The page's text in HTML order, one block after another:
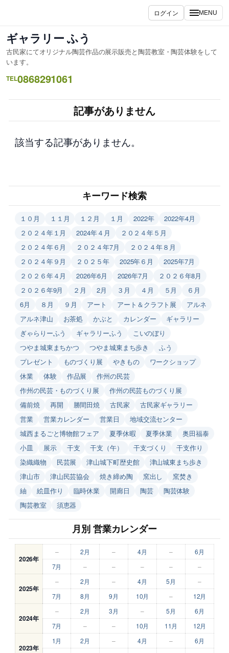
ス
キ
ッ
プ
ログイン MENU
ギャラリー ふう
古民家にてオリジナル陶芸作品の展示販売と陶芸教室・陶芸体験をして
います。
TEL0868291061
記事がありません
該当する記事がありません。
キーワード検索
１０月 １１月 １２月 １月 2022年
2022年4月
２０２４年１月
2024年４月
２０２４年５月
２０２４年６月
２０２４年7月
２０２４年８月
２０２４年９月
２０２５年 2025年６月
2025年7月
２０２６年４月
2026年6月 2026年7月
２０２６年8月
２０２６年9月
２月 2月 ３月 ４月 ５月
６月
6月
８月 ９月 アート アート＆クラフト展
アルネ
アルネ津山
お茶処 かぶと カレンダー
ギャラリー
ぎゃらりーふう
ギャラリーふう
こいのぼり
つやま城東まちかつ
つやま城東まち歩き
ふう
プレゼント
ものづくり展 やきもの
ワークショップ
休業
体験 作品展
作州の民芸
作州の民芸・ものづくり展
作州の民芸ものづくり展
備前焼
再開 勝間田焼 古民家
古民家ギャラリー
営業
営業カレンダー 営業日
地域交流センター
城西まるごと博物館フェア
夏季休暇 夏季休業
奥田福泰
小皿
展示 干支 干支（午） 干支づくり
干支作り
染織織物
民芸展 津山城下町歴史館
津山城東まち歩き
津山市
津山民芸協会 焼き締め陶 窯出し
窯焚き
紬
絵皿作り 臨時休業 開廊日 陶芸
陶芸体験
陶芸教室
須恵器
月別 営業カレンダー
2026年
– 2月 – 4月 –
6月
7月
– – – – –
2025年
– 2月 – 4月 5月
–
7月
8月 9月 10月 – 12月
2024年
– 2月 3月 – 5月
6月
7月
– – 10月 11月 12月
2023年
1月 2月 – 4月 –
6月